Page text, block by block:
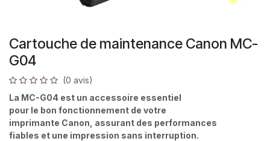
Cartouche de maintenance Canon MC-
G04
(0 avis)
La MC-G04 est un accessoire essentiel
pour le bon fonctionnement de votre
imprimante Canon, assurant des performances
fiables et une impression sans interruption.